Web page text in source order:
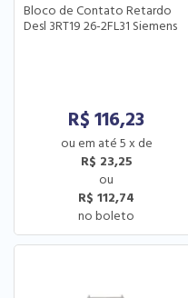
Bloco de Contato Retardo
Desl 3RT19 26-2FL31 Siemens
R$ 116,23
5 x de
R$ 23,25
R$ 112,74